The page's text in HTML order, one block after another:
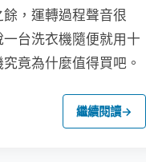
，運轉過程聲音很
台洗衣機隨便就用十
竟為什麼值得買吧。
繼續閱讀→